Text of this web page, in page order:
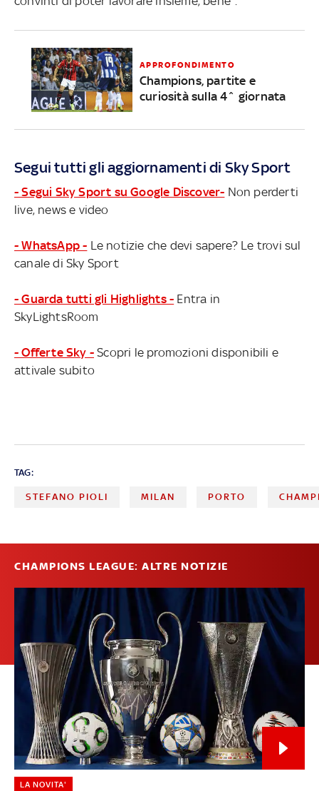
APPROFONDIMENTO
Champions, partite e
curiosità sulla 4^ giornata
Segui tutti gli aggiornamenti di Sky Sport
- Segui Sky Sport su Google Discover- Non perderti
live, news e video
- WhatsApp - Le notizie che devi sapere? Le trovi sul
canale di Sky Sport
- Guarda tutti gli Highlights - Entra in
SkyLightsRoom
- Offerte Sky - Scopri le promozioni disponibili e
attivale subito
TAG:
STEFANO PIOLI MILAN PORTO
CHAMPIONS LEAGUE: ALTRE NOTIZIE
LA NOVITA'